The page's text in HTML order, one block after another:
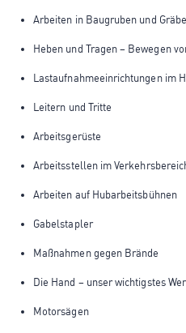
Arbeiten in Baugruben und
Heben und Tragen – Bewegen
Lastaufnahmeeinrichtungen im
Leitern und Tritte
Arbeitsgerüste
Arbeitsstellen im
Arbeiten auf Hubarbeitsbühnen
Gabelstapler
Maßnahmen gegen Brände
Die Hand – unser wichtigstes
Motorsägen